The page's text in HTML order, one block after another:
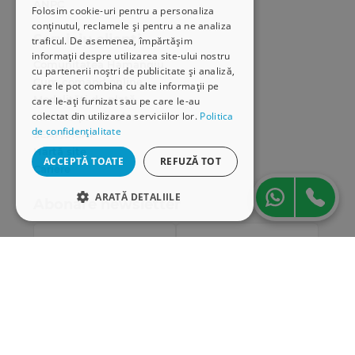
Folosim cookie-uri pentru a personaliza
conținutul, reclamele și pentru a ne analiza
traficul. De asemenea, împărtășim
informații despre utilizarea site-ului nostru
cu partenerii noștri de publicitate și analiză,
care le pot combina cu alte informații pe
care le-ați furnizat sau pe care le-au
colectat din utilizarea serviciilor lor. Politica
de confidențialitate
ACCEPTĂ TOATE REFUZĂ TOT
ARATĂ DETALIILE
STRICT NECESARE
Serviciu clienți
Comunitatea Hamangiu
Cum comand online
Modalități de plată
Livrarea produselor
SEAP/SICAP
Hartă site
Cariere
Abonare newsletter